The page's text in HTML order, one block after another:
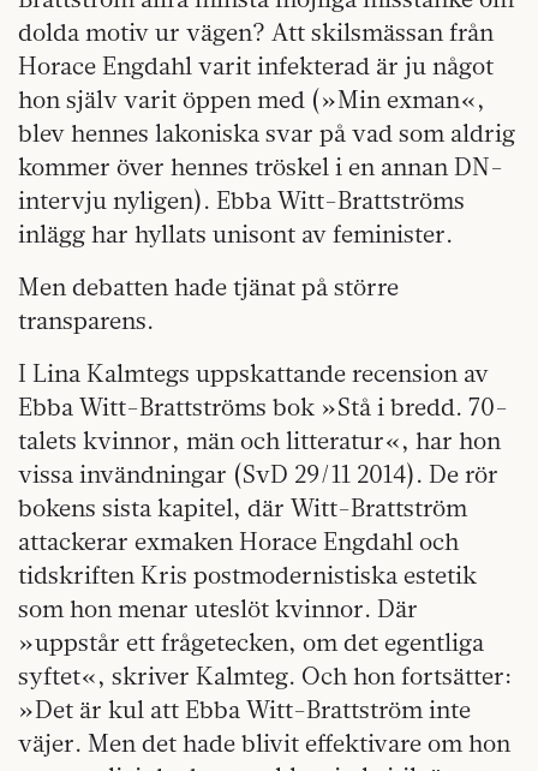
dolda motiv ur vägen? Att skilsmässan från
Horace Engdahl varit infekterad är ju något
hon själv varit öppen med (»Min exman«,
blev hennes lakoniska svar på vad som aldrig
kommer över hennes tröskel i en annan DN-
intervju nyligen). Ebba Witt-Brattströms
inlägg har hyllats unisont av feminister.
Men debatten hade tjänat på större
transparens.
I Lina Kalmtegs uppskattande recension av
Ebba Witt-Brattströms bok »Stå i bredd. 70-
talets kvinnor, män och litteratur«, har hon
vissa invändningar (SvD 29/11 2014). De rör
bokens sista kapitel, där Witt-Brattström
attackerar exmaken Horace Engdahl och
tidskriften Kris postmodernistiska estetik
som hon menar uteslöt kvinnor. Där
»uppstår ett frågetecken, om det egentliga
syftet«, skriver Kalmteg. Och hon fortsätter:
»Det är kul att Ebba Witt-Brattström inte
väjer. Men det hade blivit effektivare om hon